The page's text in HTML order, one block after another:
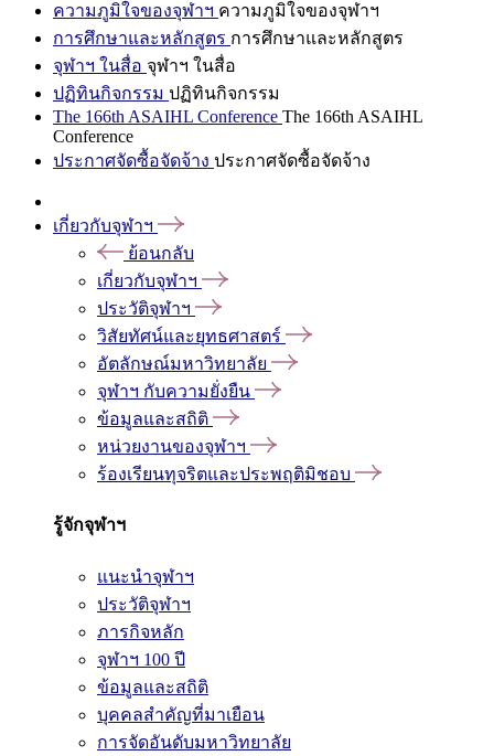
ความภูมิใจของจุฬาฯ ความภูมิใจของจุฬาฯ
การศึกษาและหลักสูตร การศึกษาและหลักสูตร
จุฬาฯ ในสื่อ จุฬาฯ ในสื่อ
ปฏิทินกิจกรรม ปฏิทินกิจกรรม
The 166th ASAIHL Conference The 166th ASAIHL
Conference
ประกาศจัดซื้อจัดจ้าง ประกาศจัดซื้อจัดจ้าง
เกี่ยวกับจุฬาฯ
ย้อนกลับ
เกี่ยวกับจุฬาฯ
ประวัติจุฬาฯ
วิสัยทัศน์และยุทธศาสตร์
อัตลักษณ์มหาวิทยาลัย
จุฬาฯ กับความยั่งยืน
ข้อมูลและสถิติ
หน่วยงานของจุฬาฯ
ร้องเรียนทุจริตและประพฤติมิชอบ
รู้จักจุฬาฯ
แนะนำจุฬาฯ
ประวัติจุฬาฯ
ภารกิจหลัก
จุฬาฯ 100 ปี
ข้อมูลและสถิติ
บุคคลสำคัญที่มาเยือน
การจัดอันดับมหาวิทยาลัย